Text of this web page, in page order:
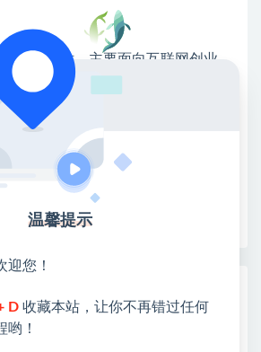
方资源站，主要面向互联网创业
富 物超所值。
+ 低成本创业 + 减少信息差 + 见识
创认知。
供了重要价值，也为众多创业者
受好评！
联网，欢迎加入本站会员，将尽
值。祝您前程似锦！
设计变现实战训练营，我们派单，
你的才华直接变现，三大核心模块带你构
温馨提示
迎您！
D 收藏本站，让你不再错过任何
哟！